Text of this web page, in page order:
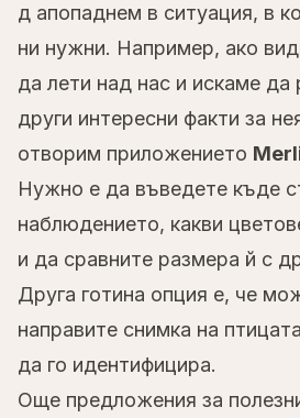
д апопаднем в ситуация, в
ни нужни. Например, ако
да лети над нас и искаме да
други интересни факти за
отворим приложението
Нужно е да въведете къде
наблюдението, какви
и да сравните размера й с
Друга готина опция е, че
направите снимка на
да го идентифицира.
Още предложения за